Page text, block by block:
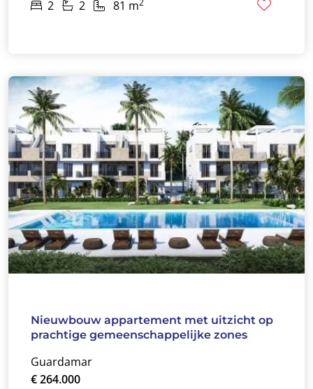
2
2 81 m2
Nieuwbouw appartement met uitzicht op
prachtige gemeenschappelijke zones
Guardamar
€ 264.000